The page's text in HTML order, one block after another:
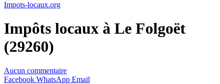
Impots-locaux.org
Impôts locaux à Le Folgoët
(29260)
Aucun commentaire
Facebook WhatsApp Email